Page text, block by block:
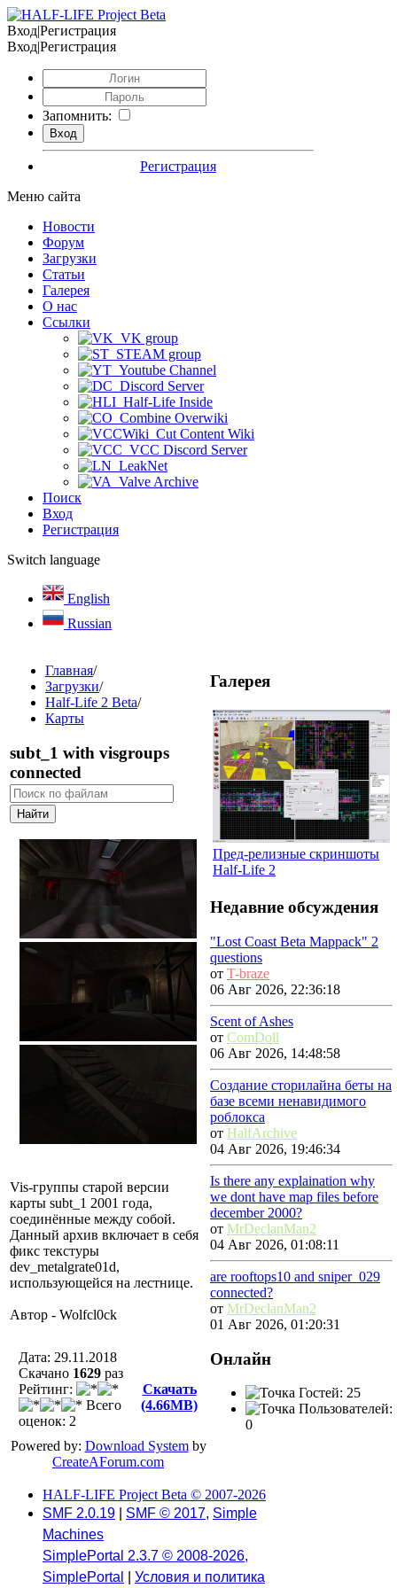
Вход|Регистрация
Вход|Регистрация
Запомнить:
Регистрация
Меню сайта
Новости
Форум
Загрузки
Статьи
Галерея
О нас
Ссылки
VK group
STEAM group
Youtube Channel
Discord Server
Half-Life Inside
Combine Overwiki
Cut Content Wiki
VCC Discord Server
LeakNet
Valve Archive
Поиск
Вход
Регистрация
Switch language
English
Russian
Главная/
Загрузки/
Half-Life 2 Beta/
Карты
subt_1 with visgroups
connected
Vis-группы старой версии
карты subt_1 2001 года,
соединённые между собой.
Данный архив включает в себя
фикс текстуры
dev_metalgrate01d,
использующейся на лестнице.
Автор - Wolfcl0ck
Дата: 29.11.2018
Скачано 1629 раз
Рейтинг:
Всего
оценок: 2
Скачать
(4.66MB)
Powered by: Download Systemby
CreateAForum.com
Галерея
Пред-релизные скриншоты
Half-Life 2
Недавние обсуждения
"Lost Coast Beta Mappack" 2
questions
от T-braze
06 Авг 2026, 22:36:18
Scent of Ashes
от ComDoll
06 Авг 2026, 14:48:58
Создание сторилайна беты на
базе всеми ненавидимого
роблокса
от HalfArchive
04 Авг 2026, 19:46:34
Is there any explaination why
we dont have map files before
december 2000?
от MrDeclanMan2
04 Авг 2026, 01:08:11
are rooftops10 and sniper_029
connected?
от MrDeclanMan2
01 Авг 2026, 01:20:31
Онлайн
Гостей: 25
Пользователей:
0
HALF-LIFE Project Beta © 2007-2026
SMF 2.0.19
SMF © 2017, Simple
Machines
SimplePortal 2.3.7 © 2008-2026,
SimplePortal
Условия и политика